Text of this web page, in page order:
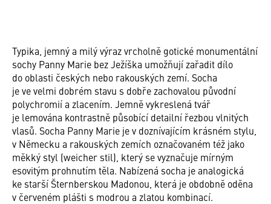
Typika, jemný a milý výraz vrcholně gotické monumentální
sochy Panny Marie bez Ježíška umožňují zařadit dílo
do oblasti českých nebo rakouských zemí. Socha
je ve velmi dobrém stavu s dobře zachovalou původní
polychromií a zlacením. Jemně vykreslená tvář
je lemována kontrastně působící detailní řezbou vlnitých
vlasů. Socha Panny Marie je v doznívajícím krásném stylu,
v Německu a rakouských zemích označovaném též jako
měkký styl (weicher stil), který se vyznačuje mírným
esovitým prohnutím těla. Nabízená socha je analogická
ke starší Šternberskou Madonou, která je obdobně oděna
v červeném plášti s modrou a zlatou kombinací.